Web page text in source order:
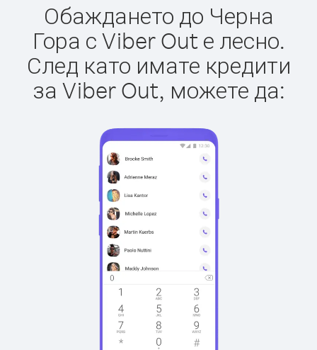
Обаждането до Черна
Гора с Viber Out е лесно.
След като имате кредити
за Viber Out, можете да: